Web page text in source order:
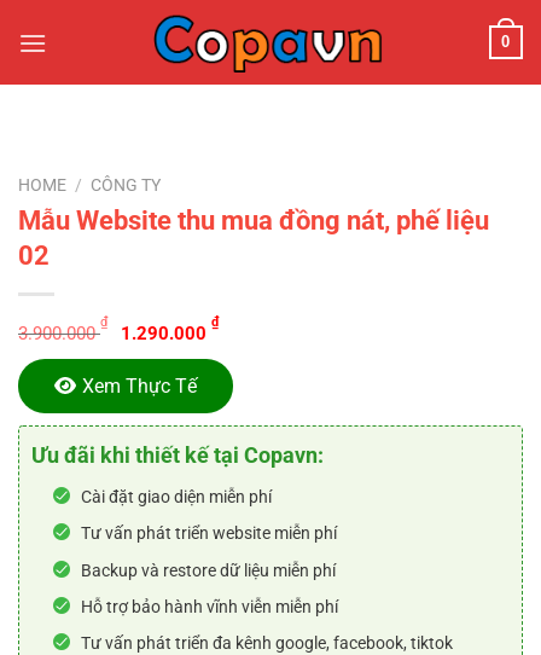
đến
0
HOME / CÔNG TY
Mẫu Website thu mua đồng nát, phế liệu
02
3.900.000
₫
Original
price
was:
3.900.000 ₫.
1.290.000
₫Current
price
is:
1.290.000 ₫.
Xem Thực Tế
Ưu đãi khi thiết kế tại Copavn:
Cài đặt giao diện miễn phí
Tư vấn phát triển website miễn phí
Backup và restore dữ liệu miễn phí
Hỗ trợ bảo hành vĩnh viễn miễn phí
Tư vấn phát triển đa kênh google, facebook, tiktok